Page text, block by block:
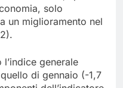
solo
un miglioramento nel
generale
di gennaio (-1,7